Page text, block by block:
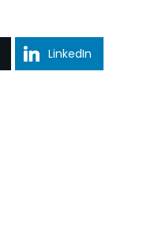
LinkedIn